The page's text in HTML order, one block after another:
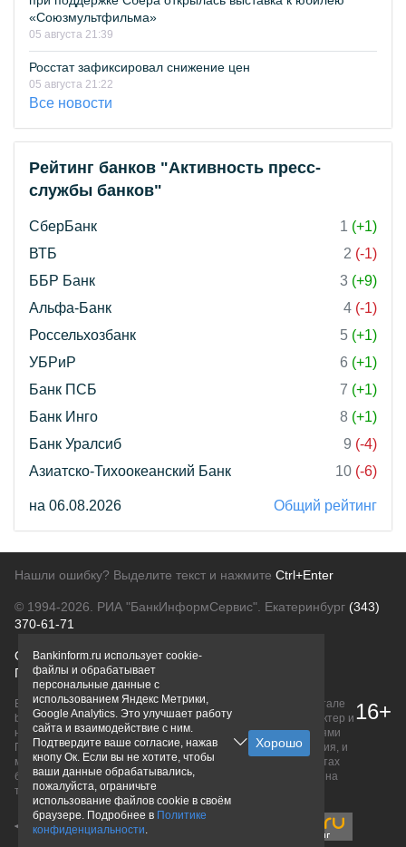
«Союзмультфильма»
05 августа 21:39
Росстат зафиксировал снижение цен
05 августа 21:22
Все новости
Рейтинг банков "Активность пресс-
службы банков"
СберБанк 1 (+1)
ВТБ
2 (-1)
ББР Банк
3 (+9)
Альфа-Банк
4 (-1)
Россельхозбанк
5 (+1)
УБРиР
6 (+1)
Банк ПСБ
7 (+1)
Банк Инго
8 (+1)
Банк Уралсиб
9 (-4)
Азиатско-Тихоокеанский Банк
10 (-6)
на 06.08.2026 Общий рейтинг
Нашли ошибку? Выделите текст и нажмите Ctrl+Enter
© 1994-2026. РИА "БанкИнформСервис". Екатеринбург (343)
370-61-71
О проектеПолитика конфиденциальности
Правовая информацияДля рекламодателей
Вся информация о продуктах банков, размещенная на портале
bankinform.ru, носит исключительно ознакомительный характер и
не является публичной офертой, определяемой положениями
ГК РФ. Информация не содержит точного и полного описания, и
может быть изменена. Конечные условия уточняйте на сайтах
банков или при личном обращении. Исключительное право на
товарные знаки принадлежит их правообладателям.
16+
Bankinform.ru использует cookie-
файлы и обрабатывает
персональные данные с
использованием Яндекс Метрики,
Google Analytics. Это улучшает работу
сайта и взаимодействие с ним.
Подтвердите ваше согласие, нажав
кнопу Ок. Если вы не хотите, чтобы
ваши данные обрабатывались,
пожалуйста, ограничьте
использование файлов cookie в своём
браузере. Подробнее в Политике
конфиденциальности.